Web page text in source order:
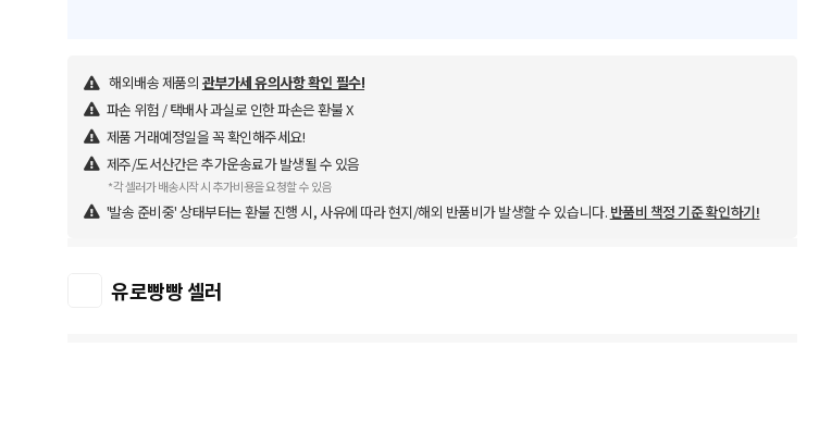
해외배송 제품의 관부가세 유의사항 확인 필수!
파손 위험 / 택배사 과실로 인한 파손은 환불 X
제품 거래예정일을 꼭 확인해주세요!
제주/도서산간은 추가운송료가 발생될 수 있음
*각 셀러가 배송시작 시 추가비용을 요청할 수 있음
'발송 준비중' 상태부터는 환불 진행 시, 사유에 따라 현지/해외 반품비가 발생할 수 있습니다. 반품비 책정 기준 확인하기!
유로빵빵 셀러